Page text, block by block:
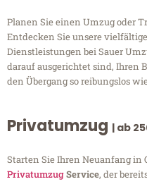
Planen Sie einen Umzug oder
Entdecken Sie unsere
Dienstleistungen bei Sauer
darauf ausgerichtet sind, Ihren
den Übergang so reibungslos
Privatumzug | ab
Starten Sie Ihren Neuanfang in
PrivatumzugService, der